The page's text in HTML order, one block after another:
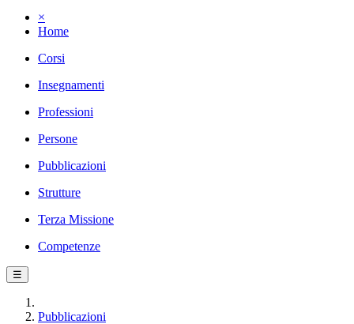
×
Home
Corsi
Insegnamenti
Professioni
Persone
Pubblicazioni
Strutture
Terza Missione
Competenze
☰
Pubblicazioni